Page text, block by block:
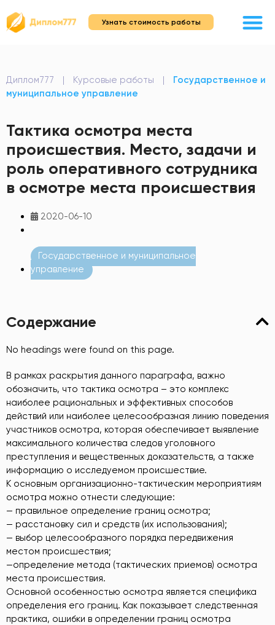
Узнать стоимость работы
Диплом777 | Курсовые работы |
Государственное и
муниципальное управление
Тактика осмотра места
происшествия. Место, задачи и
роль оперативного сотрудника
в осмотре места происшествия
2020-06-10
Государственное и муниципальное
управление
Содержание
No headings were found on this page.
В рамках раскрытия данного параграфа, важно
обозначить, что тактика осмотра – это комплекс
наиболее рациональных и эффективных способов
действий или наиболее целесообразная линию поведения
участников осмотра, которая обеспечивает выявление
максимального количества следов уголовного
преступления и вещественных доказательств, а также
информацию о исследуемом происшествие.
К основным организационно-тактическим мероприятиям
осмотра можно отнести следующие:
— правильное определение границ осмотра;
— расстановку сил и средств (их использования);
— выбор целесообразного порядка передвижения
местом происшествия;
—определение метода (тактических приемов) осмотра
места происшествия.
Основной особенностью осмотра является специфика
определения его границ. Как показывает следственная
практика, ошибки в определении границ осмотра